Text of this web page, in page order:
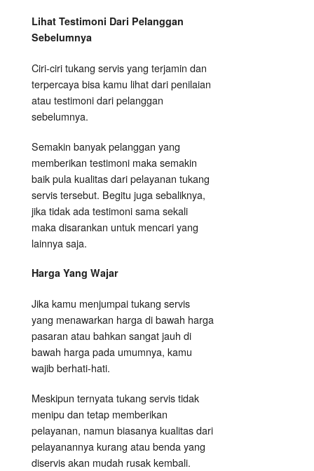
Lihat Testimoni Dari Pelanggan
Sebelumnya
Ciri-ciri tukang servis yang terjamin dan
terpercaya bisa kamu lihat dari penilaian
atau testimoni dari pelanggan
sebelumnya.
Semakin banyak pelanggan yang
memberikan testimoni maka semakin
baik pula kualitas dari pelayanan tukang
servis tersebut. Begitu juga sebaliknya,
jika tidak ada testimoni sama sekali
maka disarankan untuk mencari yang
lainnya saja.
Harga Yang Wajar
Jika kamu menjumpai tukang servis
yang menawarkan harga di bawah harga
pasaran atau bahkan sangat jauh di
bawah harga pada umumnya, kamu
wajib berhati-hati.
Meskipun ternyata tukang servis tidak
menipu dan tetap memberikan
pelayanan, namun biasanya kualitas dari
pelayanannya kurang atau benda yang
diservis akan mudah rusak kembali.